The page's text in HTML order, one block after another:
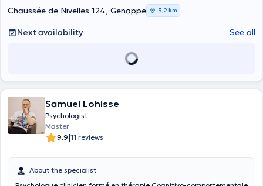
Chaussée de Nivelles 124, Genappe 3,2 km
Next availability See all
Samuel Lohisse
Psychologist
Master
9.9|11 reviews
About the specialist